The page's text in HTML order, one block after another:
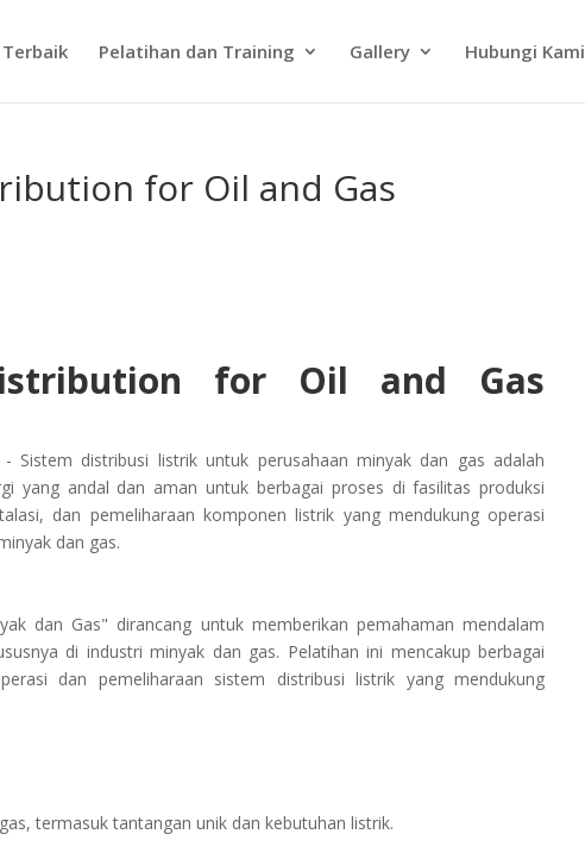
Pelatihan dan Training Gallery Hubungi Kami
for Oil and Gas
for Oil and Gas
Sistem distribusi listrik untuk perusahaan minyak dan gas adalah
yang andal dan aman untuk berbagai proses di fasilitas produksi
dan pemeliharaan komponen listrik yang mendukung operasi
dan gas.
dan Gas" dirancang untuk memberikan pemahaman mendalam
di industri minyak dan gas. Pelatihan ini mencakup berbagai
dan pemeliharaan sistem distribusi listrik yang mendukung
termasuk tantangan unik dan kebutuhan listrik.